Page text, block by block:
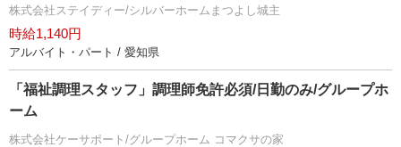
株式会社ステイディー/シルバーホームまつよし城主
時給1,140円
アルバイト・パート / 愛知県
「福祉調理スタッフ」調理師免許必須/日勤のみ/グループホ
ーム
株式会社ケーサポート/グループホーム コマクサの家